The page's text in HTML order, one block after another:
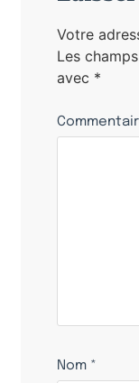
Votre
Les
avec *
Nom *